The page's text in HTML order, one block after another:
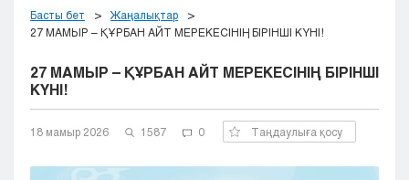
Актобе
Атырау
Караганда
Кокшетау
Кызылорда
Басты бет
Жаңалықтар
27 МАМЫР – ҚҰРБАН АЙТ МЕРЕКЕСІНІҢ БІРІНШІ КҮНІ!
27 МАМЫР – ҚҰРБАН АЙТ МЕРЕКЕСІНІҢ БІРІНШІ
КҮНІ!
18 мамыр 2026 1587 0 Таңдаулыға қосу